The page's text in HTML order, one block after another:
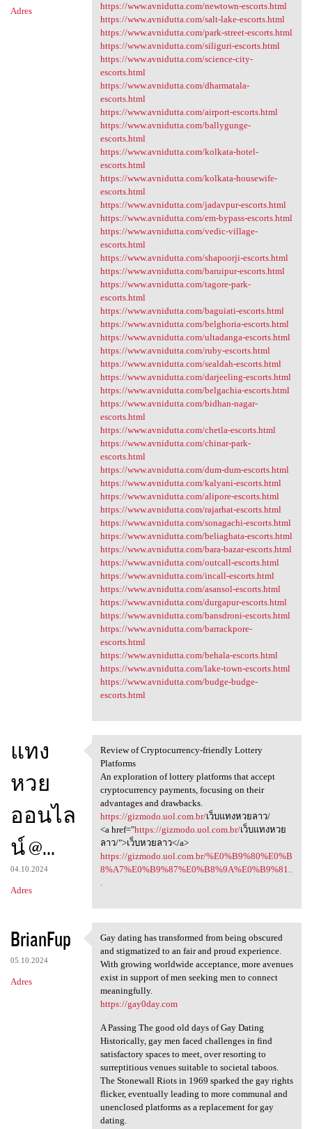
Adres
https://www.avnidutta.com/newtown-escorts.html
https://www.avnidutta.com/salt-lake-escorts.html
https://www.avnidutta.com/park-street-escorts.html
https://www.avnidutta.com/siliguri-escorts.html
https://www.avnidutta.com/science-city-
escorts.html
https://www.avnidutta.com/dharmatala-
escorts.html
https://www.avnidutta.com/airport-escorts.html
https://www.avnidutta.com/ballygunge-
escorts.html
https://www.avnidutta.com/kolkata-hotel-
escorts.html
https://www.avnidutta.com/kolkata-housewife-
escorts.html
https://www.avnidutta.com/jadavpur-escorts.html
https://www.avnidutta.com/em-bypass-escorts.html
https://www.avnidutta.com/vedic-village-
escorts.html
https://www.avnidutta.com/shapoorji-escorts.html
https://www.avnidutta.com/baruipur-escorts.html
https://www.avnidutta.com/tagore-park-
escorts.html
https://www.avnidutta.com/baguiati-escorts.html
https://www.avnidutta.com/belghoria-escorts.html
https://www.avnidutta.com/ultadanga-escorts.html
https://www.avnidutta.com/ruby-escorts.html
https://www.avnidutta.com/sealdah-escorts.html
https://www.avnidutta.com/darjeeling-escorts.html
https://www.avnidutta.com/belgachia-escorts.html
https://www.avnidutta.com/bidhan-nagar-
escorts.html
https://www.avnidutta.com/chetla-escorts.html
https://www.avnidutta.com/chinar-park-
escorts.html
https://www.avnidutta.com/dum-dum-escorts.html
https://www.avnidutta.com/kalyani-escorts.html
https://www.avnidutta.com/alipore-escorts.html
https://www.avnidutta.com/rajarhat-escorts.html
https://www.avnidutta.com/sonagachi-escorts.html
https://www.avnidutta.com/beliaghata-escorts.html
https://www.avnidutta.com/bara-bazar-escorts.html
https://www.avnidutta.com/outcall-escorts.html
https://www.avnidutta.com/incall-escorts.html
https://www.avnidutta.com/asansol-escorts.html
https://www.avnidutta.com/durgapur-escorts.html
https://www.avnidutta.com/bansdroni-escorts.html
https://www.avnidutta.com/barrackpore-
escorts.html
https://www.avnidutta.com/behala-escorts.html
https://www.avnidutta.com/lake-town-escorts.html
https://www.avnidutta.com/budge-budge-
escorts.html
แทง
หวย
ออนไล
น์ @...
04.10.2024
Adres
Review of Cryptocurrency
Review of Cryptocurrency-friendly Lottery
Platforms
An exploration of lottery platforms that accept
cryptocurrency payments, focusing on their
advantages and drawbacks.
https://gizmodo.uol.com.br/เว็บแทงหวยลาว/
<a href="https://gizmodo.uol.com.br/เว็บแทงหวย
ลาว/">เว็บหวยลาว</a>
https://gizmodo.uol.com.br/%E0%B9%80%E0%B
8%A7%E0%B9%87%E0%B8%9A%E0%B9%81..
.
BrianFup
05.10.2024
Adres
Gay dating has transformed
Gay dating has transformed from being obscured
and stigmatized to an fair and proud experience.
With growing worldwide acceptance, more avenues
exist in support of men seeking men to connect
meaningfully.
https://gay0day.com
A Passing The good old days of Gay Dating
Historically, gay men faced challenges in find
satisfactory spaces to meet, over resorting to
surreptitious venues suitable to societal taboos.
The Stonewall Riots in 1969 sparked the gay rights
flicker, eventually leading to more communal and
unenclosed platforms as a replacement for gay
dating.